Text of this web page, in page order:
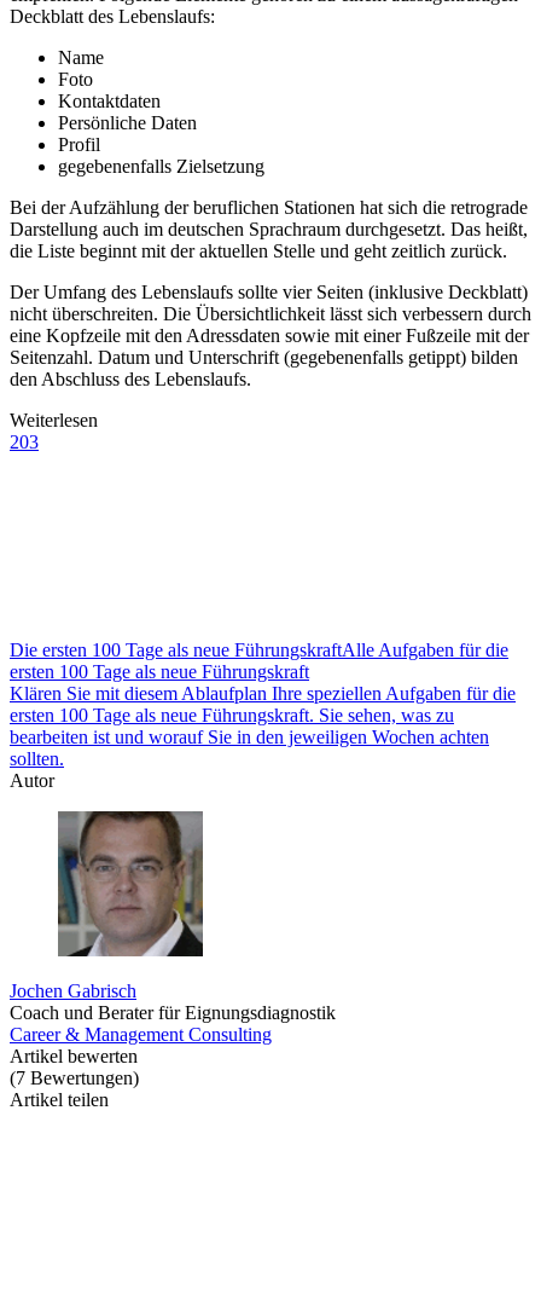
Deckblatt des Lebenslaufs:
Name
Foto
Kontaktdaten
Persönliche Daten
Profil
gegebenenfalls Zielsetzung
Bei der Aufzählung der beruflichen Stationen hat sich die retrograde
Darstellung auch im deutschen Sprachraum durchgesetzt. Das heißt,
die Liste beginnt mit der aktuellen Stelle und geht zeitlich zurück.
Der Umfang des Lebenslaufs sollte vier Seiten (inklusive Deckblatt)
nicht überschreiten. Die Übersichtlichkeit lässt sich verbessern durch
eine Kopfzeile mit den Adressdaten sowie mit einer Fußzeile mit der
Seitenzahl. Datum und Unterschrift (gegebenenfalls getippt) bilden
den Abschluss des Lebenslaufs.
Weiterlesen
203
Die ersten 100 Tage als neue FührungskraftAlle Aufgaben für die
ersten 100 Tage als neue Führungskraft
Klären Sie mit diesem Ablaufplan Ihre speziellen Aufgaben für die
ersten 100 Tage als neue Führungskraft. Sie sehen, was zu
bearbeiten ist und worauf Sie in den jeweiligen Wochen achten
sollten.
Autor
Jochen Gabrisch
Coach und Berater für Eignungsdiagnostik
Career & Management Consulting
Artikel bewerten
(7 Bewertungen)
Artikel teilen